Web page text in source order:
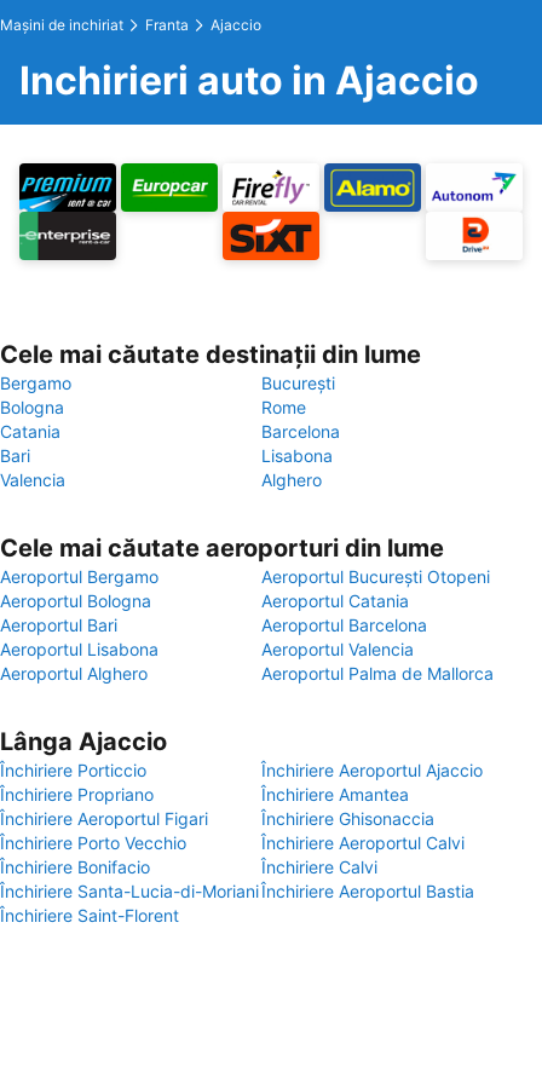
Maşini de inchiriat Franta Ajaccio
Inchirieri auto in Ajaccio
Cele mai căutate destinații din lume
Bergamo
București
Bologna
Rome
Catania
Barcelona
Bari
Lisabona
Valencia
Alghero
Cele mai căutate aeroporturi din lume
Aeroportul Bergamo
Aeroportul București Otopeni
Aeroportul Bologna
Aeroportul Catania
Aeroportul Bari
Aeroportul Barcelona
Aeroportul Lisabona
Aeroportul Valencia
Aeroportul Alghero
Aeroportul Palma de Mallorca
Lânga Ajaccio
Închiriere Porticcio
Închiriere Aeroportul Ajaccio
Închiriere Propriano
Închiriere Amantea
Închiriere Aeroportul Figari
Închiriere Ghisonaccia
Închiriere Porto Vecchio
Închiriere Aeroportul Calvi
Închiriere Bonifacio
Închiriere Calvi
Închiriere Santa-Lucia-di-MorianiÎnchiriere Aeroportul Bastia
Închiriere Saint-Florent